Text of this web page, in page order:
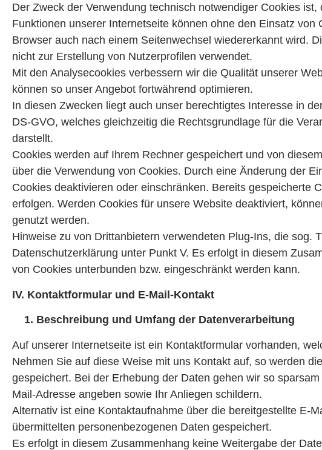
Der Zweck der Verwendung technisch notwendiger Cookies
Funktionen unserer Internetseite können ohne den Einsatz
Browser auch nach einem Seitenwechsel wiedererkannt wird.
nicht zur Erstellung von Nutzerprofilen verwendet.
Mit den Analysecookies verbessern wir die Qualität unserer
können so unser Angebot fortwährend optimieren.
In diesen Zwecken liegt auch unser berechtigtes Interesse in
DS-GVO, welches gleichzeitig die Rechtsgrundlage für die
darstellt.
Cookies werden auf Ihrem Rechner gespeichert und von
über die Verwendung von Cookies. Durch eine Änderung der
Cookies deaktivieren oder einschränken. Bereits gespeicherte
erfolgen. Werden Cookies für unsere Website deaktiviert,
genutzt werden.
Hinweise zu von Drittanbietern verwendeten Plug-Ins, die sog.
Datenschutzerklärung unter Punkt V. Es erfolgt in diesem
von Cookies unterbunden bzw. eingeschränkt werden kann.
IV. Kontaktformular und E-Mail-Kontakt
1. Beschreibung und Umfang der Datenverarbeitung
Auf unserer Internetseite ist ein Kontaktformular vorhanden,
Nehmen Sie auf diese Weise mit uns Kontakt auf, so werden
gespeichert. Bei der Erhebung der Daten gehen wir so
Mail-Adresse angeben sowie Ihr Anliegen schildern.
Alternativ ist eine Kontaktaufnahme über die bereitgestellte E-
übermittelten personenbezogenen Daten gespeichert.
Es erfolgt in diesem Zusammenhang keine Weitergabe der